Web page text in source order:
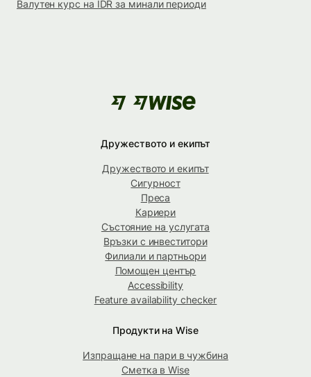
Валутен курс на IDR за минали периоди
Дружеството и екипът
Дружеството и екипът
Сигурност
Преса
Кариери
Състояние на услугата
Връзки с инвеститори
Филиали и партньори
Помощен център
Accessibility
Feature availability checker
Продукти на Wise
Изпращане на пари в чужбина
Сметка в Wise